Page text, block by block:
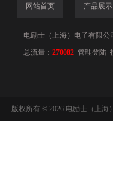
网站首页 产品展示
电励士（上海）电子有限公
总流量： 270082 管理登陆
版权所有 © 2026 电励士（上